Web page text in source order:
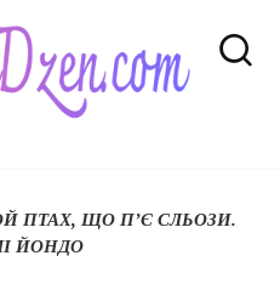
ПТАХ, ЩО П’Є СЛЬОЗИ.
ЙОНДО